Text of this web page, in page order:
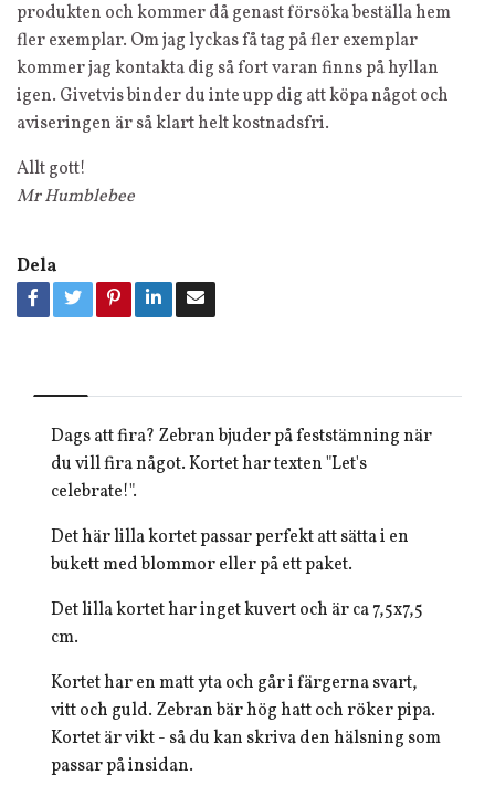
produkten och kommer då genast försöka beställa hem
fler exemplar. Om jag lyckas få tag på fler exemplar
kommer jag kontakta dig så fort varan finns på hyllan
igen. Givetvis binder du inte upp dig att köpa något och
aviseringen är så klart helt kostnadsfri.
Allt gott!
Mr Humblebee
Dela
Dags att fira? Zebran bjuder på feststämning när
du vill fira något. Kortet har texten "Let's
celebrate!".
Det här lilla kortet passar perfekt att sätta i en
bukett med blommor eller på ett paket.
Det lilla kortet har inget kuvert och är ca 7,5x7,5
cm.
Kortet har en matt yta och går i färgerna svart,
vitt och guld. Zebran bär hög hatt och röker pipa.
Kortet är vikt - så du kan skriva den hälsning som
passar på insidan.